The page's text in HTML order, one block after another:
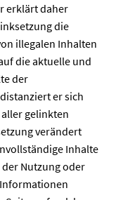
erklärt daher
die
illegalen Inhalten
die aktuelle und
der
er sich
gelinkten
verändert
Inhalte
Nutzung oder